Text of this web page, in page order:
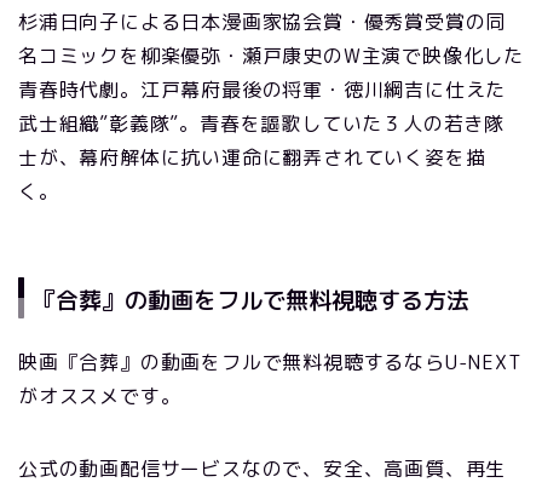
杉浦日向子による日本漫画家協会賞・優秀賞受賞の同
名コミックを柳楽優弥・瀬戸康史のW主演で映像化した
青春時代劇。江戸幕府最後の将軍・徳川綱吉に仕えた
武士組織”彰義隊”。青春を謳歌していた３人の若き隊
士が、幕府解体に抗い運命に翻弄されていく姿を描
く。
『合葬』の動画をフルで無料視聴する方法
映画『合葬』の動画をフルで無料視聴するならU-NEXT
がオススメです。
公式の動画配信サービスなので、安全、高画質、再生